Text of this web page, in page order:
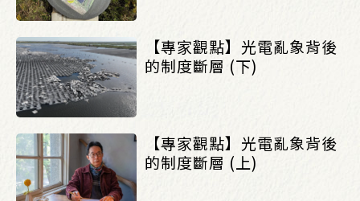
【專家觀點】光電亂象背後
的制度斷層 (下)
【專家觀點】光電亂象背後
的制度斷層 (上)